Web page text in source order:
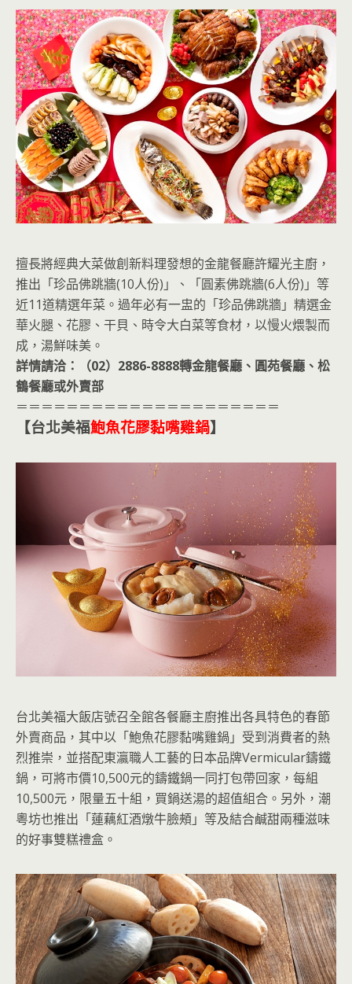
擅長將經典大菜做創新料理發想的金龍餐廳許耀光主廚，
推出「珍品佛跳牆(10人份)」、「圓素佛跳牆(6人份)」等
近11道精選年菜。過年必有一盅的「珍品佛跳牆」精選金
華火腿、花膠、干貝、時令大白菜等食材，以慢火煨製而
成，湯鮮味美。
詳情請洽：（02）2886-8888轉金龍餐廳、圓苑餐廳、松
鶴餐廳或外賣部
＝＝＝＝＝＝＝＝＝＝＝＝＝＝＝＝＝＝＝＝＝
【台北美福鮑魚花膠黏嘴雞鍋】
台北美福大飯店號召全館各餐廳主廚推出各具特色的春節
外賣商品，其中以「鮑魚花膠黏嘴雞鍋」受到消費者的熱
烈推崇，並搭配東瀛職人工藝的日本品牌Vermicular鑄鐵
鍋，可將市價10,500元的鑄鐵鍋一同打包帶回家，每組
10,500元，限量五十組，買鍋送湯的超值組合。另外，潮
粵坊也推出「蓮藕紅酒燉牛臉頰」等及結合鹹甜兩種滋味
的好事雙糕禮盒。